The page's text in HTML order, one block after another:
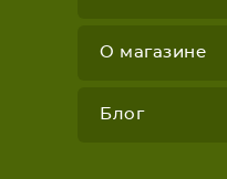
О магазине
Блог